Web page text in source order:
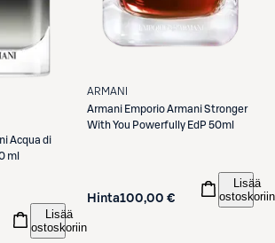
Acqua di
ml
Lisää
ostoskoriin
ARMANI
Armani Emporio Armani Stronger
With You Powerfully EdP 50ml
Hinta100,00 €
Lisää
ostoskoriin